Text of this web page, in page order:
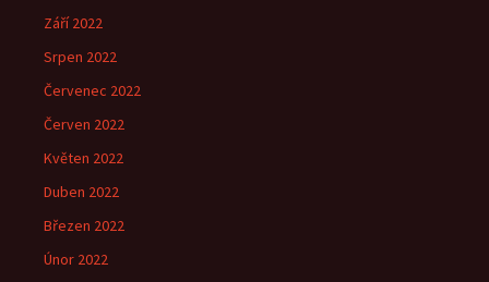
Září 2022
Srpen 2022
Červenec 2022
Červen 2022
Květen 2022
Duben 2022
Březen 2022
Únor 2022